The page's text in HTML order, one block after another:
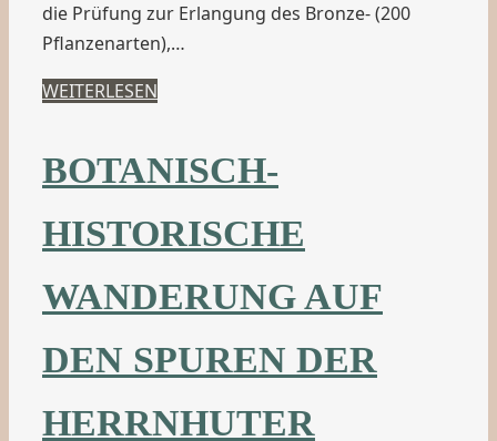
die Prüfung zur Erlangung des Bronze- (200
Pflanzenarten),…
WEITERLESEN
BOTANISCH-
HISTORISCHE
WANDERUNG AUF
DEN SPUREN DER
HERRNHUTER